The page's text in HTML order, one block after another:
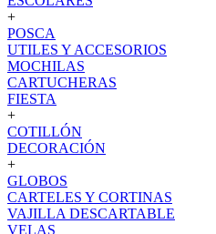
+
POSCA
UTILES Y ACCESORIOS
MOCHILAS
CARTUCHERAS
FIESTA
+
COTILLÓN
DECORACIÓN
+
GLOBOS
CARTELES Y CORTINAS
VAJILLA DESCARTABLE
VELAS